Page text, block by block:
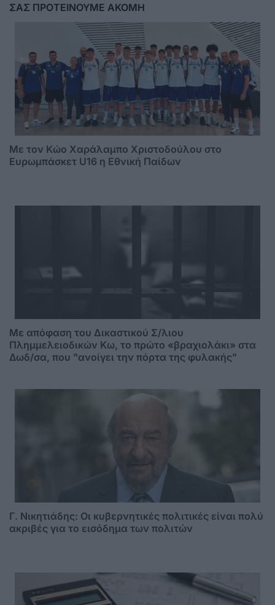
ΣΑΣ ΠΡΟΤΕΙΝΟΥΜΕ ΑΚΟΜΗ
Με τον Κώο Χαράλαμπο Χριστοδούλου στο
Ευρωμπάσκετ U16 η Εθνική Παίδων
Mε απόφαση του Δικαστικού Σ/λιου
Πλημμελειοδικών Κω, το πρώτο «βραχιολάκι» στα
Δωδ/σα, που "ανοίγει την πόρτα της φυλακής"
Γ. Νικητιάδης: Οι κυβερνητικές πολιτικές είναι πολύ
ακριβές για το εισόδημα των πολιτών